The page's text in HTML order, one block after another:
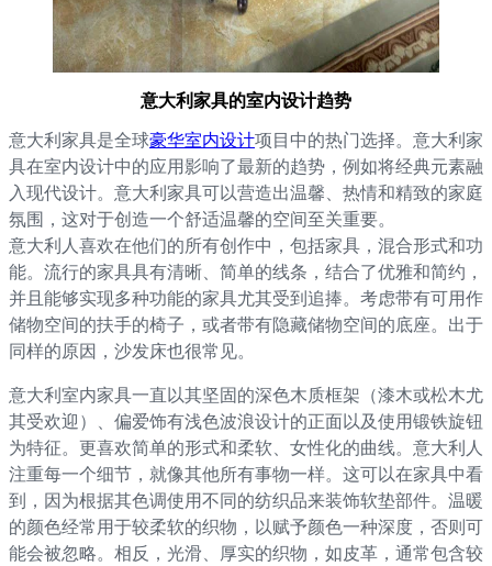
意大利家具的室内设计趋势
意大利家具是全球豪华室内设计项目中的热门选择。意大利家
具在室内设计中的应用影响了最新的趋势，例如将经典元素融
入现代设计。意大利家具可以营造出温馨、热情和精致的家庭
氛围，这对于创造一个舒适温馨的空间至关重要。
意大利人喜欢在他们的所有创作中，包括家具，混合形式和功
能。流行的家具具有清晰、简单的线条，结合了优雅和简约，
并且能够实现多种功能的家具尤其受到追捧。考虑带有可用作
储物空间的扶手的椅子，或者带有隐藏储物空间的底座。出于
同样的原因，沙发床也很常见。
意大利室内家具一直以其坚固的深色木质框架（漆木或松木尤
其受欢迎）、偏爱饰有浅色波浪设计的正面以及使用锻铁旋钮
为特征。更喜欢简单的形式和柔软、女性化的曲线。意大利人
注重每一个细节，就像其他所有事物一样。这可以在家具中看
到，因为根据其色调使用不同的纺织品来装饰软垫部件。温暖
的颜色经常用于较柔软的织物，以赋予颜色一种深度，否则可
能会被忽略。相反，光滑、厚实的织物，如皮革，通常包含较